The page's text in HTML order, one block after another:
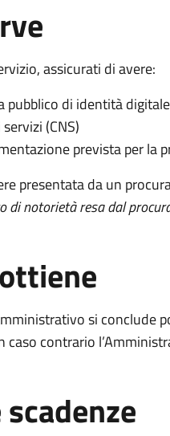
assicurati di avere:
pubblico di identità
(CNS)
prevista per la
presentata da un
di notorietà resa dal
si conclude
caso contrario